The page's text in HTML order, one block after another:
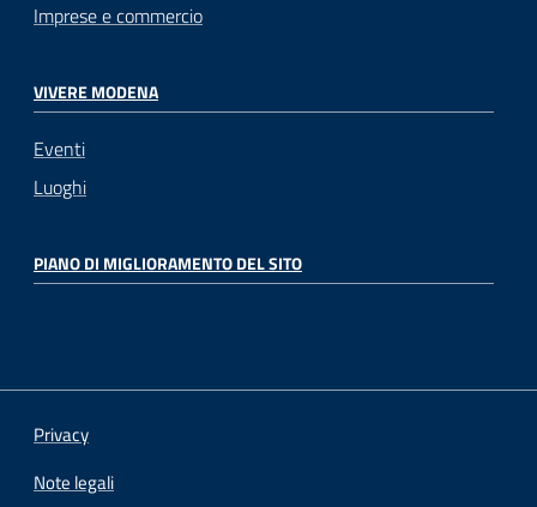
Imprese e commercio
VIVERE MODENA
Eventi
Luoghi
PIANO DI MIGLIORAMENTO DEL SITO
Privacy
Note legali